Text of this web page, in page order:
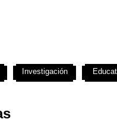
Investigación